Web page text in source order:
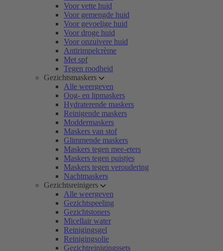
Voor vette huid
Voor gemengde huid
Voor gevoelige huid
Voor droge huid
Voor onzuivere huid
Antirimpelcrème
Met spf
Tegen roodheid
Gezichtsmaskers
Alle weergeven
Oog- en lipmaskers
Hydraterende maskers
Reinigende maskers
Moddermaskers
Maskers van stof
Glimmende maskers
Maskers tegen mee-eters
Maskers tegen puistjes
Maskers tegen veroudering
Nachtmaskers
Gezichtsreinigers
Alle weergeven
Gezichtspeeling
Gezichtstoners
Micellair water
Reinigingsgel
Reinigingsolie
Gezichtreinigingssets